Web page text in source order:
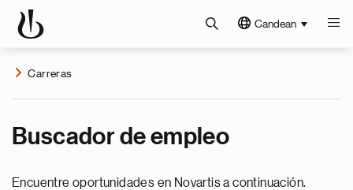
Candean
Carreras
Buscador de empleo
Encuentre oportunidades en Novartis a continuación.